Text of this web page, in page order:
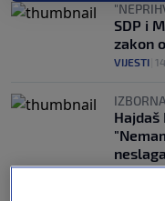
SDP i
zakon
VIJESTI
Hajdaš
VIJESTI|